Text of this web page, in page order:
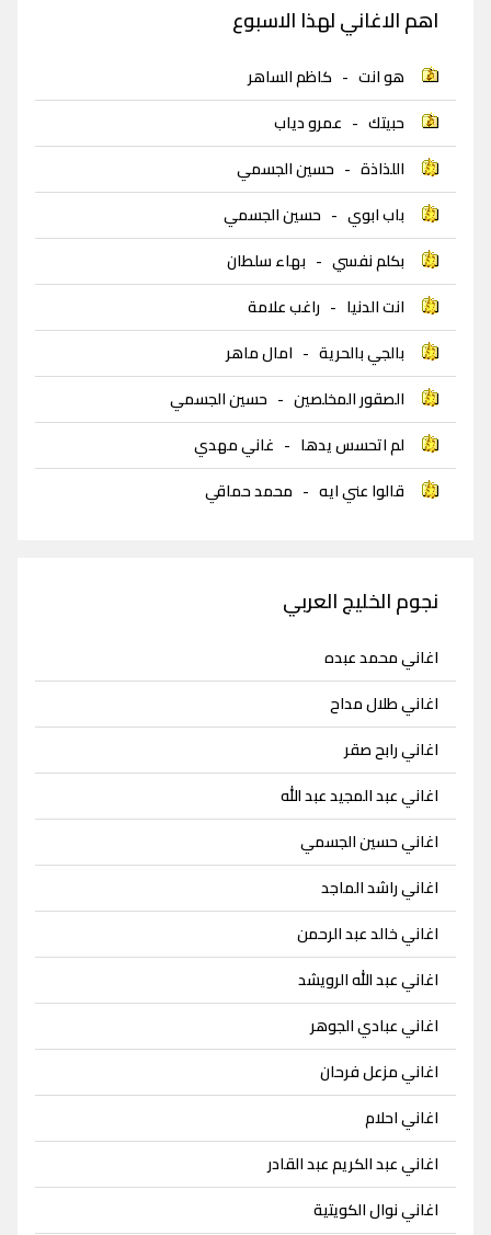
اهم الاغاني لهذا الاسبوع
هو انت - كاظم الساهر
حبيتك - عمرو دياب
اللذاذة - حسين الجسمي
باب ابوي - حسين الجسمي
بكلم نفسي - بهاء سلطان
انت الدنيا - راغب علامة
بالجي بالحرية - امال ماهر
الصقور المخلصين - حسين الجسمي
لم اتحسس يدها - غاني مهدي
قالوا عني ايه - محمد حماقي
نجوم الخليج العربي
اغاني محمد عبده
اغاني طلال مداح
اغاني رابح صقر
اغاني عبد المجيد عبد الله
اغاني حسين الجسمي
اغاني راشد الماجد
اغاني خالد عبد الرحمن
اغاني عبد الله الرويشد
اغاني عبادي الجوهر
اغاني مزعل فرحان
اغاني احلام
اغاني عبد الكريم عبد القادر
اغاني نوال الكويتية